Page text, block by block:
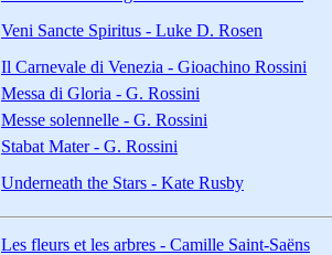
Veni Sancte Spiritus - Luke D. Rosen
Il Carnevale di Venezia - Gioachino Rossini
Messa di Gloria - G. Rossini
Messe solennelle - G. Rossini
Stabat Mater - G. Rossini
Underneath the Stars - Kate Rusby
Les fleurs et les arbres - Camille Saint-Saëns